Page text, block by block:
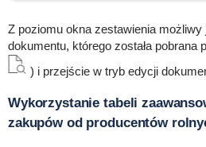
Z poziomu okna zestawienia
dokumentu, którego została pobrana
) i przejście w tryb edycji
Wykorzystanie tabeli
zakupów od producentów